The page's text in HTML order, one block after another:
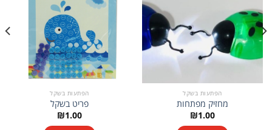
הפתעות בשקל
מחזיק מפתחות
₪1.00
הפתעות בשקל
פריט בשקל
₪1.00